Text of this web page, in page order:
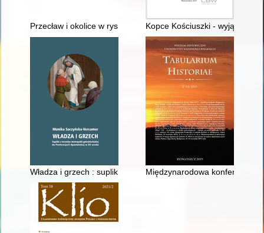
Przecław i okolice w rys. Adama Kopacza 1994/95 r
Kopce Kościuszki - wyjątkowa
Władza i grzech : supliki z terenów metropolii gnieźnieńskiej
Międzynarodowa konferencja